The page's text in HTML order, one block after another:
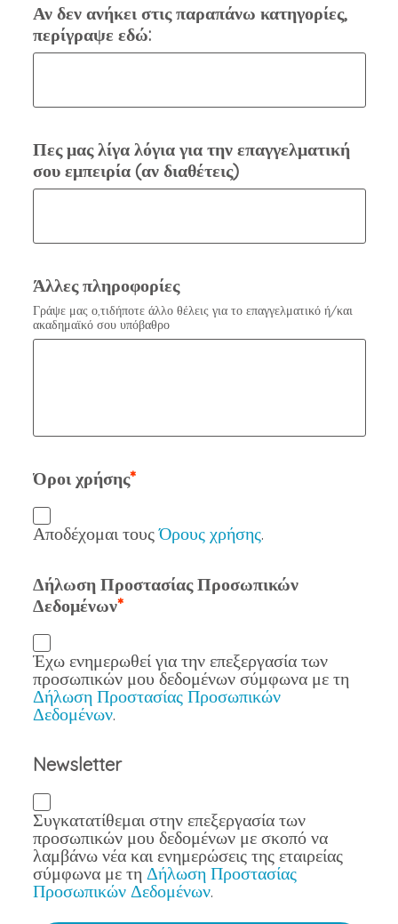
Αν δεν ανήκει στις παραπάνω κατηγορίες,
περίγραψε εδώ:
Πες μας λίγα λόγια για την επαγγελματική
σου εμπειρία (αν διαθέτεις)
Άλλες πληροφορίες
Γράψε μας ο,τιδήποτε άλλο θέλεις για το επαγγελματικό ή/και
ακαδημαϊκό σου υπόβαθρο
Όροι χρήσης
Αποδέχομαι τουςΌρους χρήσης.
Δήλωση Προστασίας Προσωπικών
Δεδομένων
Έχω ενημερωθεί για την επεξεργασία των
προσωπικών μου δεδομένων σύμφωνα με τη
Δήλωση Προστασίας Προσωπικών
Δεδομένων.
Newsletter
Συγκατατίθεμαι στην επεξεργασία των
προσωπικών μου δεδομένων με σκοπό να
λαμβάνω νέα και ενημερώσεις της εταιρείας
σύμφωνα με τη Δήλωση Προστασίας
Προσωπικών Δεδομένων.